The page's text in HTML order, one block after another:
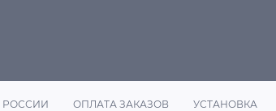
РОССИИ ОПЛАТА ЗАКАЗОВ УСТАНОВКА